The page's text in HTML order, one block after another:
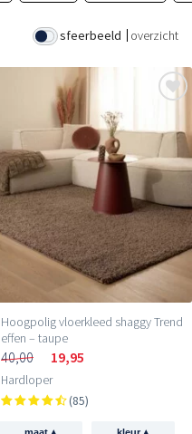
sfeerbeeld overzicht
Hoogpolig vloerkleed shaggy Trend
effen – taupe
40,00 19,95
Hardloper
(85)